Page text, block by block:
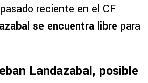
reciente en el CF
se encuentra libre para
Landazabal, posible